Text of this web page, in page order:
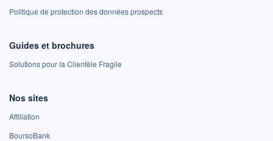
Politique de protection des données prospects
Guides et brochures
Solutions pour la Clientèle Fragile
Nos sites
Affiliation
BoursoBank